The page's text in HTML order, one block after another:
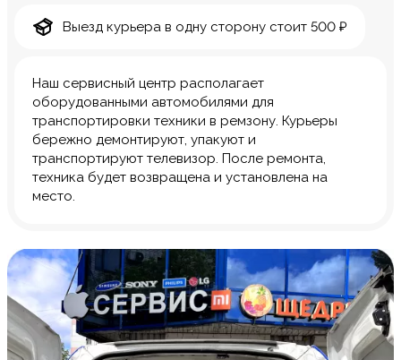
Наш сервисный центр располагает
оборудованными автомобилями для
транспортировки техники в ремзону. Курьеры
бережно демонтируют, упакуют и
транспортируют телевизор. После ремонта,
техника будет возвращена и установлена на
место.
Выезд курьера в одну сторону стоит 500 ₽